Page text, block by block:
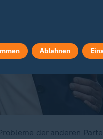
der anderen
Ablehnen